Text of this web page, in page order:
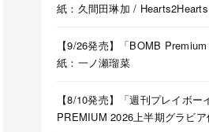
紙：久間田琳加 / Hearts2Hearts
【9/26発売】「BOMB
紙：一ノ瀬瑠菜
【8/10発売】「週刊プレイボー
PREMIUM 2026上半期グラビア